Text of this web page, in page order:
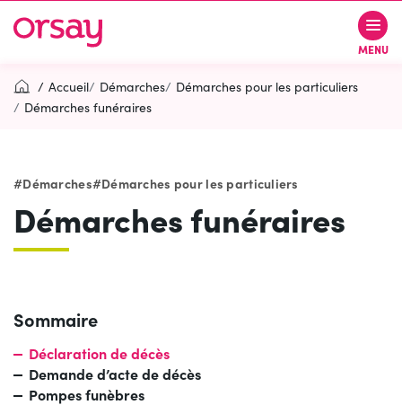
navigation
au
au
page
Ville d’Orsay MENU
Contactez-nous Accessibilité
Accueil Démarches
Démarches pour les particuliers
Démarches funéraires
Démarches Démarches pour les particuliers
Démarches funéraires
Sommaire
Déclaration de décès
Demande d’acte de décès
Pompes funèbres